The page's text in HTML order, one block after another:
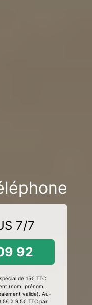
7/7
92
de 15€ TTC,
(nom, prénom,
valide). Au-
à 9,5€ TTC par